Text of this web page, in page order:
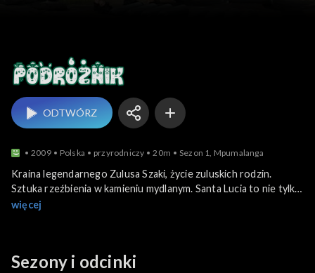
ODTWÓRZ
2009 Polska przyrodniczy 20m Sezon 1, Mpumalanga
Kraina legendarnego Zulusa Szaki, życie zuluskich rodzin.
Sztuka rzeźbienia w kamieniu mydlanym. Santa Lucia to nie tylko
kurort, ale unikatowy w skali światowej park narodowy wpisany
więcej
Sezony i odcinki